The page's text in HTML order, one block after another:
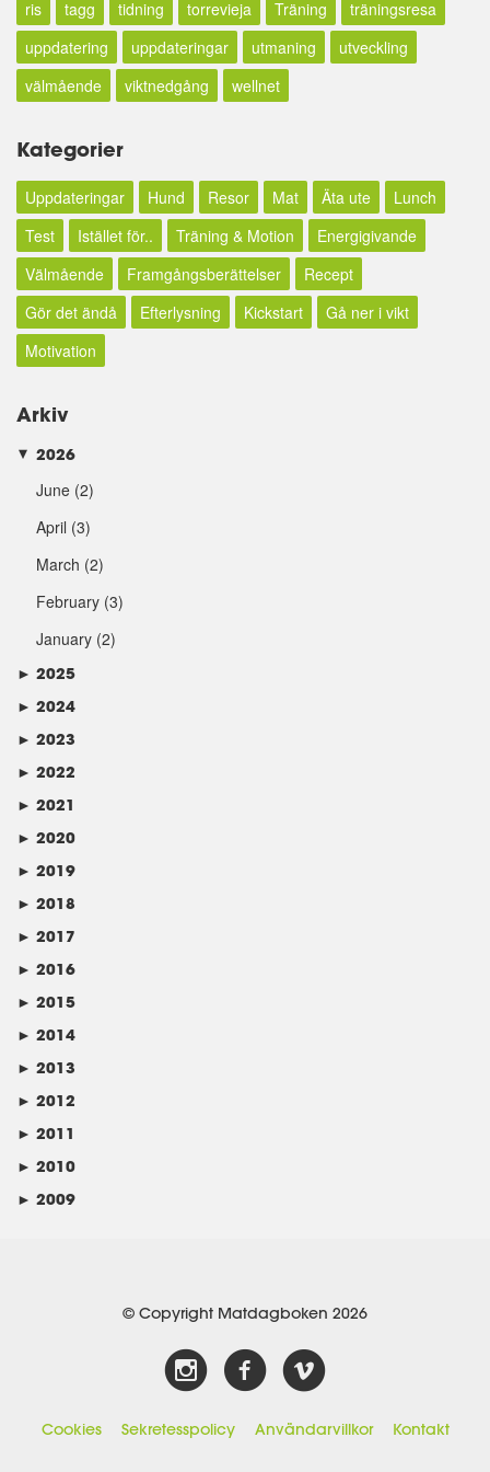
ris
tagg tidning torrevieja Träning
träningsresa
uppdatering
uppdateringar utmaning
utveckling
välmående
viktnedgång wellnet
Kategorier
Uppdateringar Hund Resor Mat Äta ute
Lunch
Test
Istället för.. Träning & Motion
Energigivande
Välmående
Framgångsberättelser
Recept
Gör det ändå
Efterlysning Kickstart
Gå ner i vikt
Motivation
Arkiv
► 2026
June (2)
April (3)
March (2)
February (3)
January (2)
► 2025
► 2024
► 2023
► 2022
► 2021
► 2020
► 2019
► 2018
► 2017
► 2016
► 2015
► 2014
► 2013
► 2012
► 2011
► 2010
► 2009
© Copyright Matdagboken 2026
Cookies Sekretesspolicy Användarvillkor Kontakt